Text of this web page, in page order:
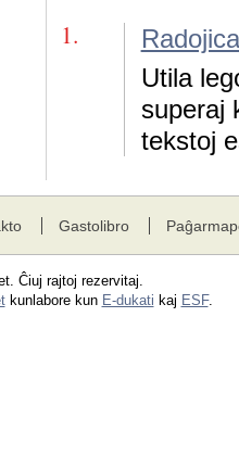
1.
Utila
superaj
tekstoj
Gastolibro
Ĉiuj rajtoj rezervitaj.
kunlabore kun E-dukati kaj ESF.